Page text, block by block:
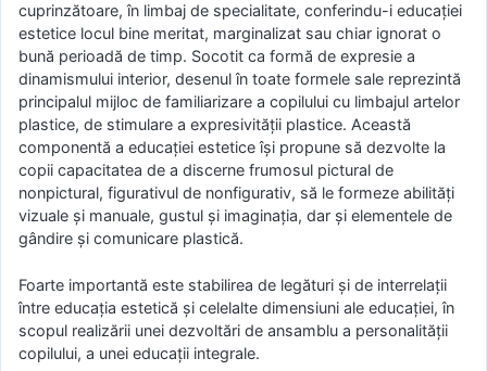
cuprinzătoare, în limbaj de specialitate, conferindu-i educației
estetice locul bine meritat, marginalizat sau chiar ignorat o
bună perioadă de timp. Socotit ca formă de expresie a
dinamismului interior, desenul în toate formele sale reprezintă
principalul mijloc de familiarizare a copilului cu limbajul artelor
plastice, de stimulare a expresivității plastice. Această
componentă a educației estetice își propune să dezvolte la
copii capacitatea de a discerne frumosul pictural de
nonpictural, figurativul de nonfigurativ, să le formeze abilități
vizuale și manuale, gustul și imaginația, dar și elementele de
gândire și comunicare plastică.
Foarte importantă este stabilirea de legături și de interrelații
între educația estetică și celelalte dimensiuni ale educației, în
scopul realizării unei dezvoltări de ansamblu a personalității
copilului, a unei educații integrale.